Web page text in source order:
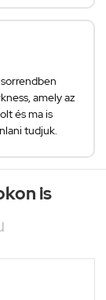
amely az
és ma is
tudjuk.
is